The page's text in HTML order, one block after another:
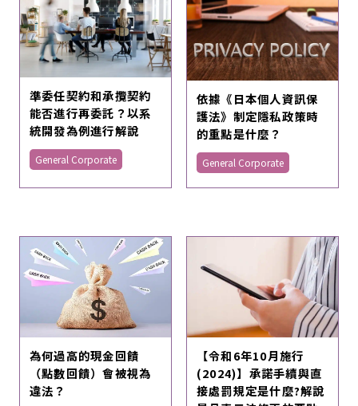
準委任契約和承攬契約
能否進行再委託？以系
統開發為例進行解說
General Corporate
依據《日本個人資訊保
護法》制定隱私政策時
的重點是什麼？
General Corporate
為何過高的現金回饋
（點數回饋）會被視為
違法？
【令和6年10月施行
(2024)】承諾手續與直
接處罰規定是什麼?解說